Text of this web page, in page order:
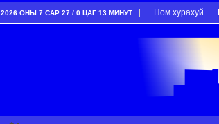
2026 ОНЫ 7 САР 27 / 0 ЦАГ 13 МИНУТ Ном хурахуй